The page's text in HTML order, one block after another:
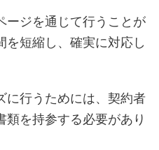
ージを通じて行うことが
を短縮し、確実に対応し
に行うためには、契約者
類を持参する必要があり